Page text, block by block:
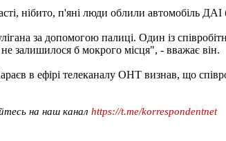
нібито, п'яні люди облили автомобіль ДАІ
за допомогою палиці. Один із
залишилося б мокрого місця", - вважає він.
в ефірі телеканалу ОНТ визнав, що
на наш канал https://t.me/korrespondentnet